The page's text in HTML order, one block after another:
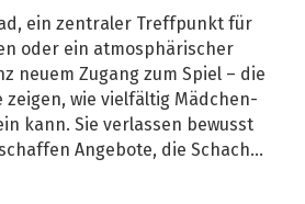
ein zentraler Treffpunkt für
oder ein atmosphärischer
neuem Zugang zum Spiel – die
wie vielfältig Mädchen-
kann. Sie verlassen bewusst
Angebote, die Schach...